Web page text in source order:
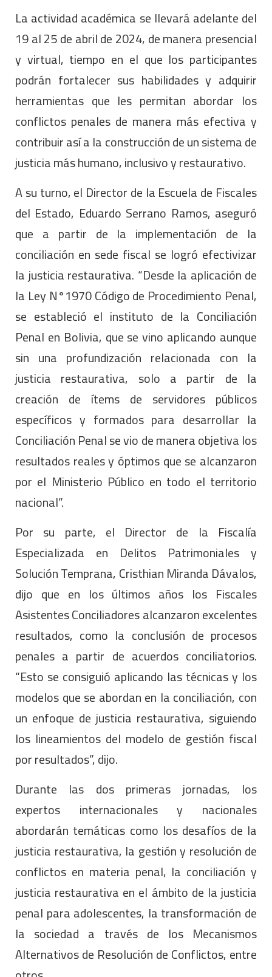
La actividad académica se llevará adelante del
19 al 25 de abril de 2024, de manera presencial
y virtual, tiempo en el que los participantes
podrán fortalecer sus habilidades y adquirir
herramientas que les permitan abordar los
conflictos penales de manera más efectiva y
contribuir así a la construcción de un sistema de
justicia más humano, inclusivo y restaurativo.
A su turno, el Director de la Escuela de Fiscales
del Estado, Eduardo Serrano Ramos, aseguró
que a partir de la implementación de la
conciliación en sede fiscal se logró efectivizar
la justicia restaurativa. “Desde la aplicación de
la Ley N°1970 Código de Procedimiento Penal,
se estableció el instituto de la Conciliación
Penal en Bolivia, que se vino aplicando aunque
sin una profundización relacionada con la
justicia restaurativa, solo a partir de la
creación de ítems de servidores públicos
específicos y formados para desarrollar la
Conciliación Penal se vio de manera objetiva los
resultados reales y óptimos que se alcanzaron
por el Ministerio Público en todo el territorio
nacional”.
Por su parte, el Director de la Fiscalía
Especializada en Delitos Patrimoniales y
Solución Temprana, Cristhian Miranda Dávalos,
dijo que en los últimos años los Fiscales
Asistentes Conciliadores alcanzaron excelentes
resultados, como la conclusión de procesos
penales a partir de acuerdos conciliatorios.
“Esto se consiguió aplicando las técnicas y los
modelos que se abordan en la conciliación, con
un enfoque de justicia restaurativa, siguiendo
los lineamientos del modelo de gestión fiscal
por resultados”, dijo.
Durante las dos primeras jornadas, los
expertos internacionales y nacionales
abordarán temáticas como los desafíos de la
justicia restaurativa, la gestión y resolución de
conflictos en materia penal, la conciliación y
justicia restaurativa en el ámbito de la justicia
penal para adolescentes, la transformación de
la sociedad a través de los Mecanismos
Alternativos de Resolución de Conflictos, entre